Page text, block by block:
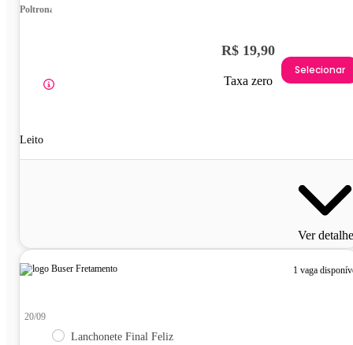
Poltrona
Leito
R$ 19,90
Taxa zero
Selecionar
Ver
1 vaga
20/09
Lanchonete Final Feliz